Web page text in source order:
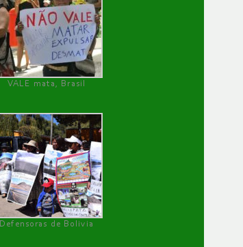
VALE mata, Brasil
Defensoras de Bolivia